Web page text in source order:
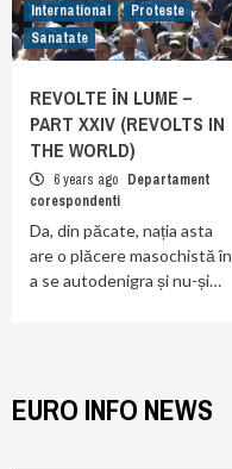
International
Proteste
Sanatate
REVOLTE ÎN LUME –
PART XXIV (REVOLTS IN
THE WORLD)
6 years ago Departament
corespondenti
Da, din păcate, nația asta
are o plăcere masochistă în
a se autodenigra și nu-și…
EURO INFO NEWS